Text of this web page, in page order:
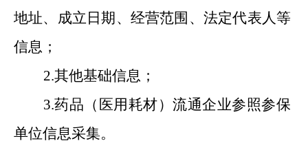
地址、成立日期、经营范围、法定代表人等
信息；
2.其他基础信息 ；
3.药品（医用耗材）流通企业参照参保
单位信息采集。